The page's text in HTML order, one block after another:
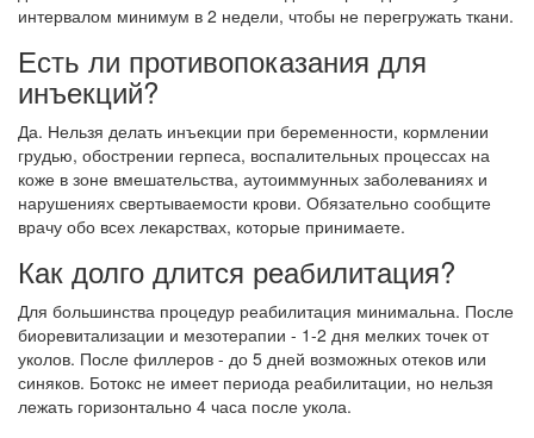
интервалом минимум в 2 недели, чтобы не перегружать ткани.
Есть ли противопоказания для
инъекций?
Да. Нельзя делать инъекции при беременности, кормлении
грудью, обострении герпеса, воспалительных процессах на
коже в зоне вмешательства, аутоиммунных заболеваниях и
нарушениях свертываемости крови. Обязательно сообщите
врачу обо всех лекарствах, которые принимаете.
Как долго длится реабилитация?
Для большинства процедур реабилитация минимальна. После
биоревитализации и мезотерапии - 1-2 дня мелких точек от
уколов. После филлеров - до 5 дней возможных отеков или
синяков. Ботокс не имеет периода реабилитации, но нельзя
лежать горизонтально 4 часа после укола.